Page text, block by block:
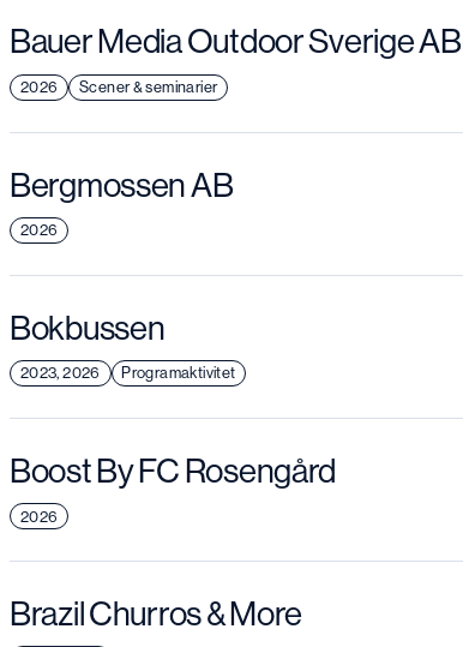
Bauer Media Outdoor Sverige AB
2026 Scener & seminarier
Bergmossen AB
2026
Bokbussen
2023, 2026 Programaktivitet
Boost By FC Rosengård
2026
Brazil Churros & More